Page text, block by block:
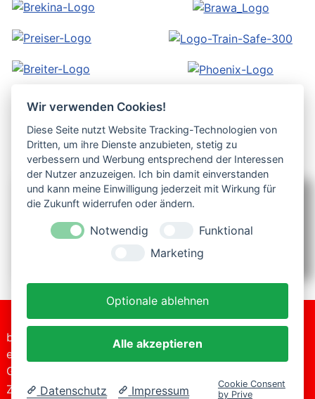
Partner / Links
Partner
bitte-
einsteigen
GmbH
Zur Kaule 16
+49 (0)2206
Mail:
einsteigen.de
Wir verwenden Cookies!
Diese Seite nutzt Website Tracking-Technologien von
Dritten, um ihre Dienste anzubieten, stetig zu
verbessern und Werbung entsprechend der Interessen
der Nutzer anzuzeigen. Ich bin damit einverstanden
und kann meine Einwilligung jederzeit mit Wirkung für
die Zukunft widerrufen oder ändern.
Notwendig
Funktional
Marketing
Optionale ablehnen
Alle akzeptieren
Datenschutz Impressum
Cookie Consent
by Prive